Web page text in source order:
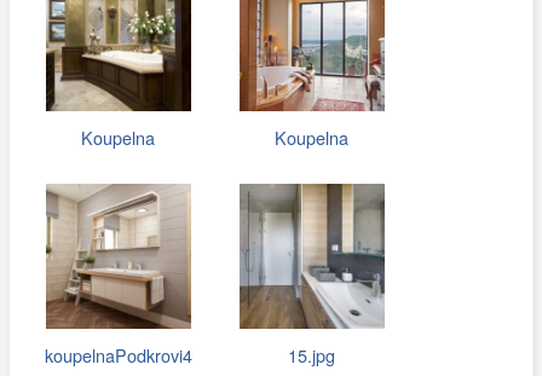
Koupelna Koupelna
koupelnaPodkrovi4 15.jpg